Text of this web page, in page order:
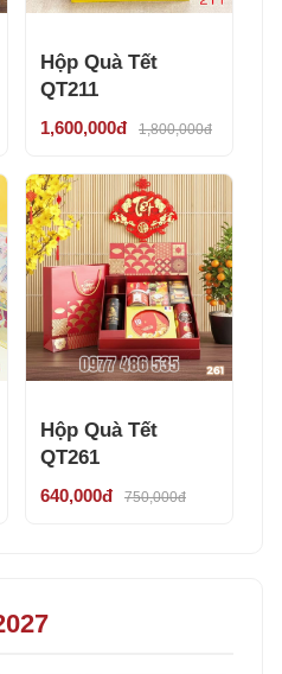
Hộp Quà Tết
QT211
1,600,000đ 1,800,000đ
Hộp Quà Tết
QT261
640,000đ 750,000đ